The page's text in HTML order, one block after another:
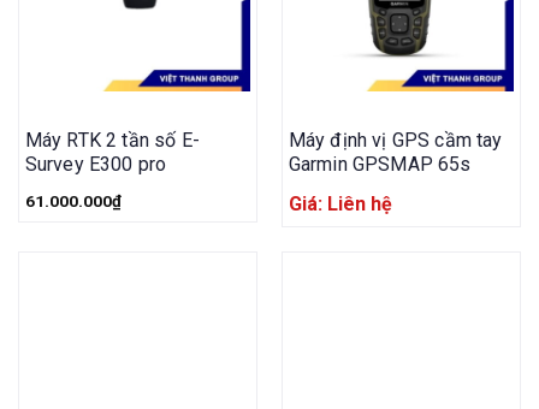
Máy RTK 2 tần số E-
Survey E300 pro
61.000.000₫
Máy định vị GPS cầm tay
Garmin GPSMAP 65s
Giá: Liên hệ